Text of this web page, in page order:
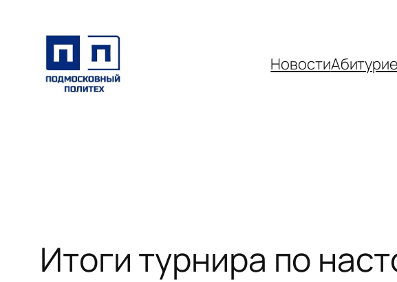
содержимому
Новости
Итоги турнира по